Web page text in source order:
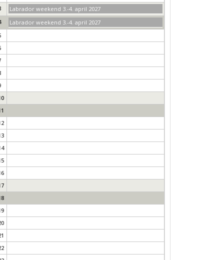
Labrador weekend 3.-4. april 2027
Labrador weekend 3.-4. april 2027